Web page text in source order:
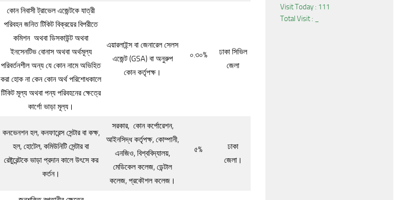
কোন নিবাসী ট্রাভেল এজেন্টকে যাত্রী
পরিবহন জনিত টিকিট বিক্রয়ের বিপরীতে
কমিশন অথবা ডিসকাউন্ট অথবা
ইনসেনটিভ বোনাস অথবা অর্থমূল্য
পরিবর্তনশীল অন্য যে কোন নামে অভিহিত
করা হোক না কেন কোন অর্থ পরিশোধকালে
টিকিট মূল্য অথবা পন্য পরিবহনের ক্ষেত্রে
কার্গো ভাড়া মূল্য।
এয়ারলাইন্স বা জেনারেল সেলস
এজেন্ট (GSA) বা অনুরুপ
কোন কর্তৃপক্ষ।
০.৩০%
ঢাকা সিভিল
জেলা
কনভেনশন হল, কনফারেন্স সেন্টার বা কক্ষ,
হল, হোটেল, কমিউনিটি সেন্টার বা
রেষ্টুরেন্টকে ভাড়া প্রদান কালে উৎসে কর
কর্তন।
সরকার, কোন কর্পোরেশন,
আইনসিদ্ধ কর্তৃপক্ষ, কোম্পানী,
এনজিও, বিশ্ববিদ্যালয়,
মেডিকেল কলেজ, ডেন্টাল
কলেজ, প্রকৌশল কলেজ।
৫%
ঢাকা
জেলা।
Visit Today : 111
Total Visit :